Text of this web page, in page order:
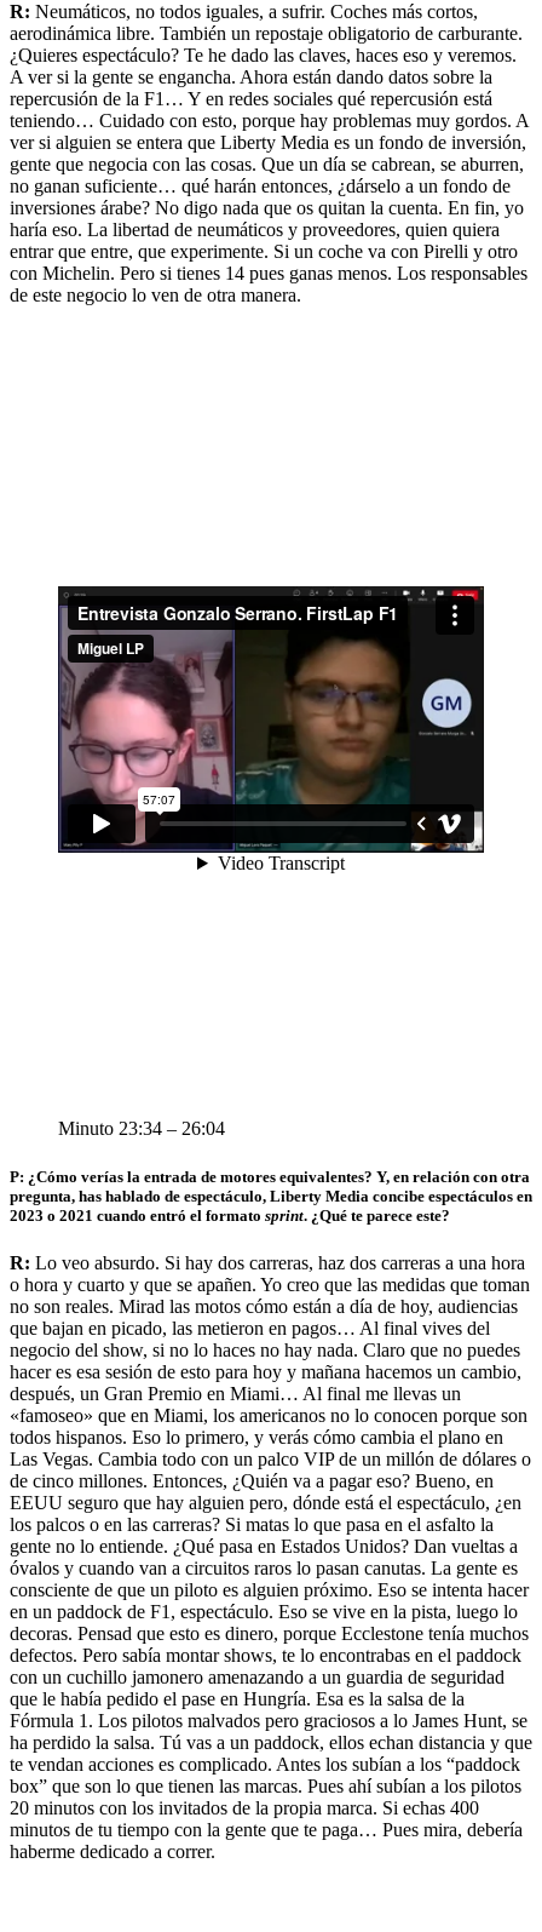
R: Neumáticos, no todos iguales, a sufrir. Coches más cortos,
aerodinámica libre. También un repostaje obligatorio de carburante.
¿Quieres espectáculo? Te he dado las claves, haces eso y veremos.
A ver si la gente se engancha. Ahora están dando datos sobre la
repercusión de la F1… Y en redes sociales qué repercusión está
teniendo… Cuidado con esto, porque hay problemas muy gordos. A
ver si alguien se entera que Liberty Media es un fondo de inversión,
gente que negocia con las cosas. Que un día se cabrean, se aburren,
no ganan suficiente… qué harán entonces, ¿dárselo a un fondo de
inversiones árabe? No digo nada que os quitan la cuenta. En fin, yo
haría eso. La libertad de neumáticos y proveedores, quien quiera
entrar que entre, que experimente. Si un coche va con Pirelli y otro
con Michelin. Pero si tienes 14 pues ganas menos. Los responsables
de este negocio lo ven de otra manera.
Minuto 23:34 – 26:04
P: ¿Cómo verías la entrada de motores equivalentes? Y, en relación con otra
pregunta, has hablado de espectáculo, Liberty Media concibe espectáculos en
2023 o 2021 cuando entró el formato sprint. ¿Qué te parece este?
R: Lo veo absurdo. Si hay dos carreras, haz dos carreras a una hora
o hora y cuarto y que se apañen. Yo creo que las medidas que toman
no son reales. Mirad las motos cómo están a día de hoy, audiencias
que bajan en picado, las metieron en pagos… Al final vives del
negocio del show, si no lo haces no hay nada. Claro que no puedes
hacer es esa sesión de esto para hoy y mañana hacemos un cambio,
después, un Gran Premio en Miami… Al final me llevas un
«famoseo» que en Miami, los americanos no lo conocen porque son
todos hispanos. Eso lo primero, y verás cómo cambia el plano en
Las Vegas. Cambia todo con un palco VIP de un millón de dólares o
de cinco millones. Entonces, ¿Quién va a pagar eso? Bueno, en
EEUU seguro que hay alguien pero, dónde está el espectáculo, ¿en
los palcos o en las carreras? Si matas lo que pasa en el asfalto la
gente no lo entiende. ¿Qué pasa en Estados Unidos? Dan vueltas a
óvalos y cuando van a circuitos raros lo pasan canutas. La gente es
consciente de que un piloto es alguien próximo. Eso se intenta hacer
en un paddock de F1, espectáculo. Eso se vive en la pista, luego lo
decoras. Pensad que esto es dinero, porque Ecclestone tenía muchos
defectos. Pero sabía montar shows, te lo encontrabas en el paddock
con un cuchillo jamonero amenazando a un guardia de seguridad
que le había pedido el pase en Hungría. Esa es la salsa de la
Fórmula 1. Los pilotos malvados pero graciosos a lo James Hunt, se
ha perdido la salsa. Tú vas a un paddock, ellos echan distancia y que
te vendan acciones es complicado. Antes los subían a los “paddock
box” que son lo que tienen las marcas. Pues ahí subían a los pilotos
20 minutos con los invitados de la propia marca. Si echas 400
minutos de tu tiempo con la gente que te paga… Pues mira, debería
haberme dedicado a correr.